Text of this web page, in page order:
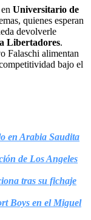
en Universitario de
quienes esperan
devolverle
Libertadores.
Falaschi alimentan
bajo el
en Arabia Saudita
de Los Angeles
tras su fichaje
Boys en el Miguel